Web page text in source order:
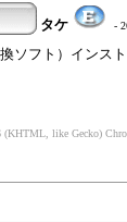
タケ -
ソフト）インス
like Gecko)